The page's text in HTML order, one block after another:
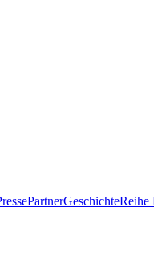
PartnerGeschichteReihe